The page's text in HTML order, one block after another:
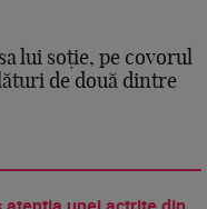
lui soție, pe covorul
de două dintre